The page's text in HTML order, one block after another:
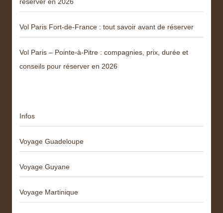
réserver en 2026
Vol Paris Fort-de-France : tout savoir avant de réserver
Vol Paris – Pointe-à-Pitre : compagnies, prix, durée et
conseils pour réserver en 2026
Infos
Voyage Guadeloupe
Voyage Guyane
Voyage Martinique